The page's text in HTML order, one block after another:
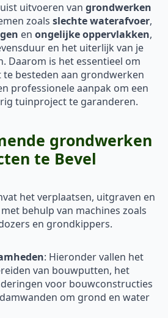
uitvoeren van grondwerken
zoals slechte waterafvoer,
en ongelijke oppervlakken,
en het uiterlijk van je
Daarom is het essentieel om
besteden aan grondwerken
professionele aanpak om een
tuinproject te garanderen.
grondwerken
te Bevel
het verplaatsen, uitgraven en
behulp van machines zoals
en grondkippers.
: Hieronder vallen het
van bouwputten, het
voor bouwconstructies
om grond en water